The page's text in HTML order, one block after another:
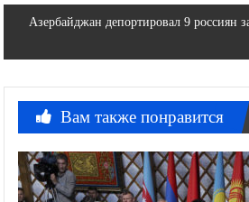
записям
Азербайджан депортировал 9 россиян
Вам также понравится